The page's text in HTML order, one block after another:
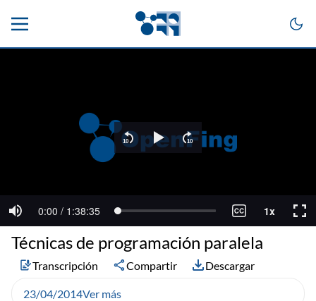
Técnicas de programación paralela
Transcripción Compartir Descargar
23/04/2014Ver más